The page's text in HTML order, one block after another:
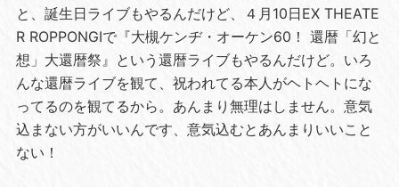
と、誕生日ライブもやるんだけど、４月10日EX THEATE
R ROPPONGIで『大槻ケンヂ・オーケン60！ 還暦「幻と
想」大還暦祭』という還暦ライブもやるんだけど。いろ
んな還暦ライブを観て、祝われてる本人がヘトヘトにな
ってるのを観てるから。あんまり無理はしません。意気
込まない方がいいんです、意気込むとあんまりいいこと
ない！